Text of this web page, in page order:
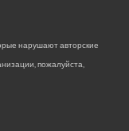
нарушают авторские
пожалуйста,